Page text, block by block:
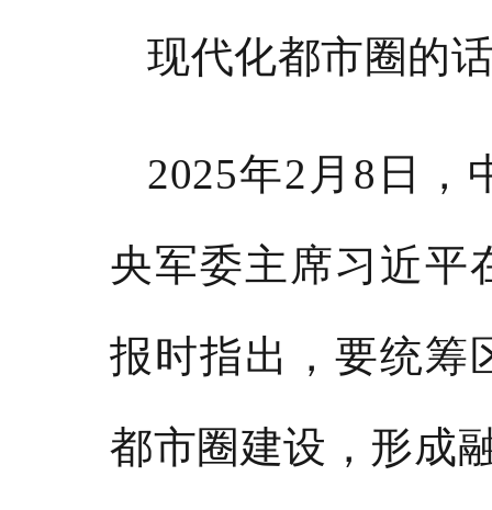
现代化都市圈的
2025年2月8日，
央军委主席习近平
报时指出 ， 要统筹
都市圈建设，形成